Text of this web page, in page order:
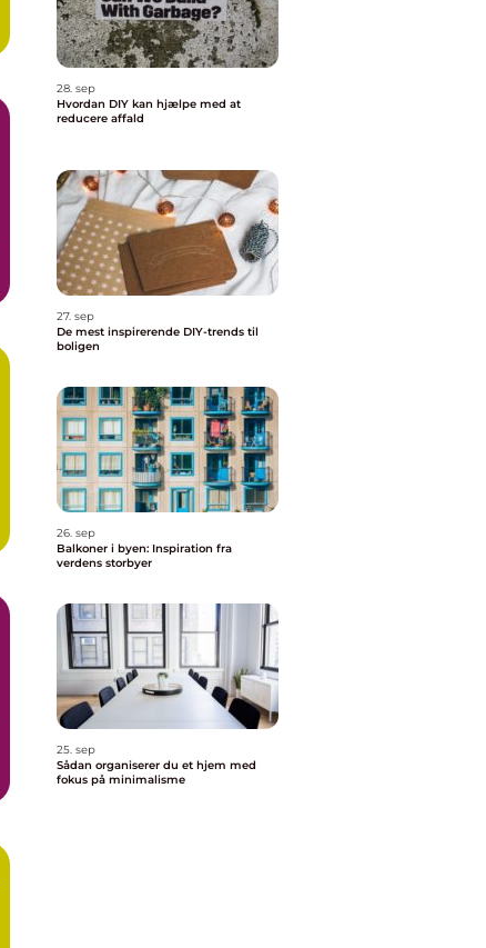
28. sep
Hvordan DIY kan hjælpe med at
reducere affald
27. sep
De mest inspirerende DIY-trends til
boligen
26. sep
Balkoner i byen: Inspiration fra
verdens storbyer
25. sep
Sådan organiserer du et hjem med
fokus på minimalisme